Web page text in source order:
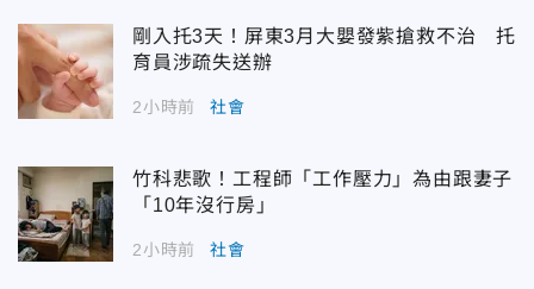
剛入托3天！屏東3月大嬰發紫搶救不治 托
育員涉疏失送辦
2小時前 社會
竹科悲歌！工程師「工作壓力」為由跟妻子
「10年沒行房」
2小時前 社會